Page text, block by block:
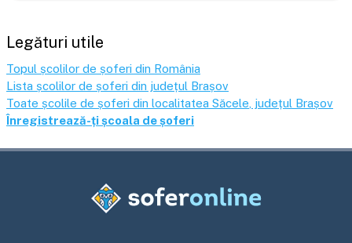
Legături utile
Topul școlilor de șoferi din România
Lista școlilor de șoferi din județul Brașov
Toate școlile de șoferi din localitatea Săcele , județul Brașov
Înregistrează-ți școala de șoferi